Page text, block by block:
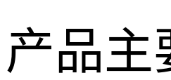
产品主